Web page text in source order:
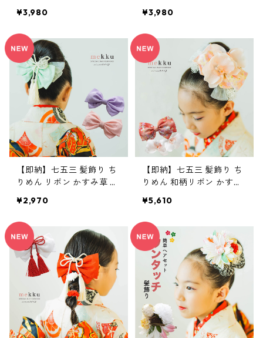
ッド 赤[kd045]
¥3,980
白・レッド 赤[kd046]
¥3,980
【即納】七五三 髪飾り ち
りめん リボン かすみ草 タ
リーン・ピンク・パープル
[kd043]
¥2,970
【即納】七五三 髪飾り ち
りめん 和柄リボン かすみ
ピーチ・ピンク[kd042]
¥5,610